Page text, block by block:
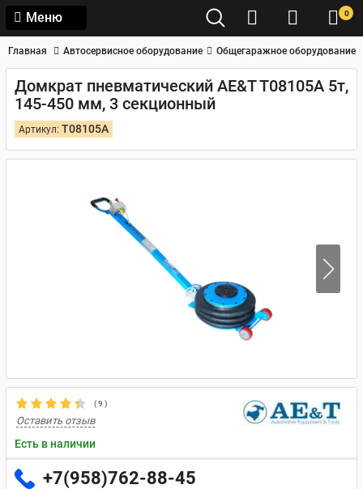
Меню 0
Главная Автосервисное оборудование Общегаражное оборудование
Домкрат пневматический AE&T T08105A 5т,
145-450 мм, 3 секционный
Артикул: T08105A
(9 )
Оставить отзыв
Есть в наличии
+7(958)762-88-45